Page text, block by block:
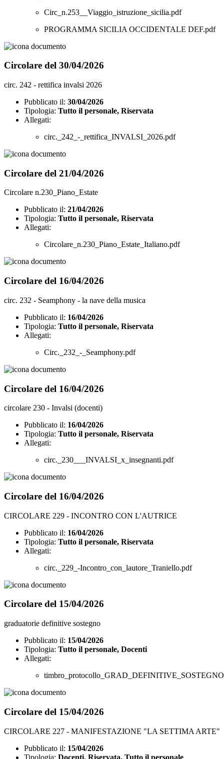
Circ_n.253__Viaggio_istruzione_sicilia.pdf
PROGRAMMA SICILIA OCCIDENTALE DEF.pdf
Circolare del 30/04/2026
circ. 242 - rettifica invalsi 2026
Pubblicato il: 30/04/2026
Tipologia: Tutto il personale, Riservata
Allegati:
circ._242_-_rettifica_INVALSI_2026.pdf
Circolare del 21/04/2026
Circolare n.230_Piano_Estate
Pubblicato il: 21/04/2026
Tipologia: Tutto il personale, Riservata
Allegati:
Circolare_n.230_Piano_Estate_Italiano.pdf
Circolare del 16/04/2026
circ. 232 - Seamphony - la nave della musica
Pubblicato il: 16/04/2026
Tipologia: Tutto il personale, Riservata
Allegati:
Circ._232_-_Seamphony.pdf
Circolare del 16/04/2026
circolare 230 - Invalsi (docenti)
Pubblicato il: 16/04/2026
Tipologia: Tutto il personale, Riservata
Allegati:
circ._230___INVALSI_x_insegnanti.pdf
Circolare del 16/04/2026
CIRCOLARE 229 - INCONTRO CON L'AUTRICE
Pubblicato il: 16/04/2026
Tipologia: Tutto il personale, Riservata
Allegati:
circ._229_-Incontro_con_lautore_Traniello.pdf
Circolare del 15/04/2026
graduatorie definitive sostegno
Pubblicato il: 15/04/2026
Tipologia: Tutto il personale, Docenti
Allegati:
Circolare del 15/04/2026
CIRCOLARE 227 - MANIFESTAZIONE "LA SETTIMA ARTE"
Pubblicato il: 15/04/2026
Tipologia: Docenti, Riservata, Tutto il personale